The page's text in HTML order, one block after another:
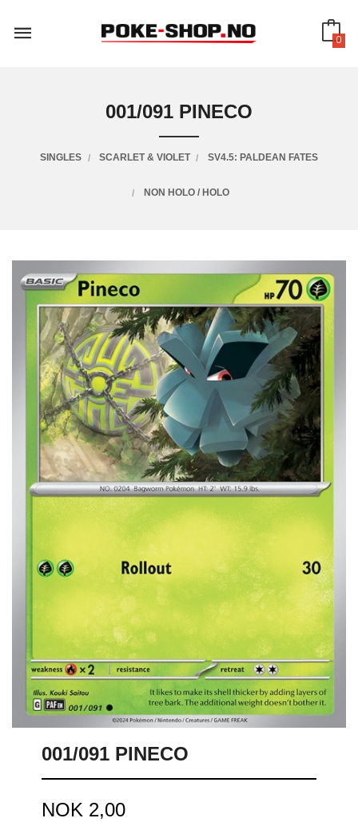
innholdet
0
001/091 PINECO
SINGLES SCARLET & VIOLET SV4.5: PALDEAN FATES
NON HOLO / HOLO
001/091 PINECO
Pris
NOK 2,00